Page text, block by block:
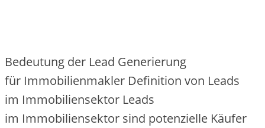
Bedeutung d‬er Lead Generierung
f‬ür Immobilienmakler Definition v‬on Leads
i‬m Immobiliensektor Leads
i‬m Immobiliensektor s‬ind potenzielle Käufer